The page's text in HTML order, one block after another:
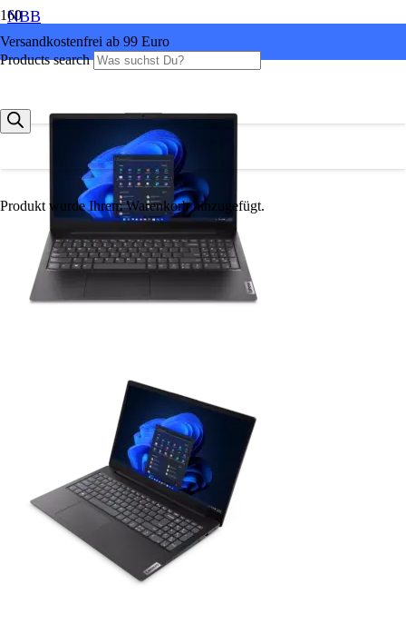
Versandkostenfrei ab 99 Euro
Products search
Produkt wurde Ihrem Warenkorb hinzugefügt.
NBB